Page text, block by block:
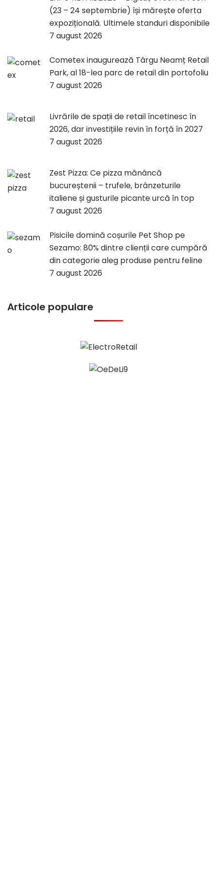
(23 – 24 septembrie) își mărește oferta
expozițională. Ultimele standuri disponibile
7 august 2026
Cometex inaugurează Târgu Neamț Retail
Park, al 18-lea parc de retail din portofoliu
7 august 2026
Livrările de spații de retail încetinesc în
2026, dar investițiile revin în forță în 2027
7 august 2026
Zest Pizza: Ce pizza mănâncă
bucureștenii – trufele, brânzeturile
italiene și gusturile picante urcă în top
7 august 2026
Pisicile domină coșurile Pet Shop pe
Sezamo: 80% dintre clienții care cumpără
din categorie aleg produse pentru feline
7 august 2026
Articole populare